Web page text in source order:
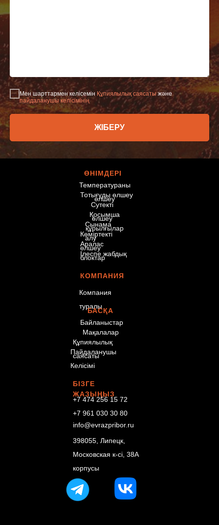
Мен шарттармен келісемін Құпиялылық саясатыжәне
пайдаланушы келісімінің
ЖІБЕРУ
ӨНІМДЕРІ
Температураны
өлшеу
КОМПАНИЯ
Компания
туралы
БАСҚА
Байланыстар
БІЗГЕ
ЖАЗЫҢЫЗ
+7 474 256 15 72
+7 961 030 30 80
Тотығуды өлшеу
Сутекті
өлшеу
Қосымша
құрылғылар
Сынама
алу
Көміртекті
өлшеу
Аралас
блоктар
Ілеспе жабдық
Мақалалар
Пайдаланушы
Келісімі
Құпиялылық
саясаты
info@evrazpribor.ru
398055, Липецк,
Московская к-сі, 38А
корпусы
© 2026 «Eurasian
Барлық құқықтар
қорғалған.